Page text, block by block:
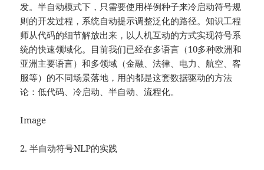
发。半自动模式下，只需要使用样例种子来冷启动符号规
则的开发过程，系统自动提示调整泛化的路径。知识工程
师从代码的细节解放出来，以人机互动的方式实现符号系
统的快速领域化。目前我们已经在多语言（10多种欧洲和
亚洲主要语言）和多领域（金融、法律、电力、航空、客
服等）的不同场景落地，用的都是这套数据驱动的方法
论：低代码、冷启动、半自动、流程化。
Image
2. 半自动符号NLP的实践